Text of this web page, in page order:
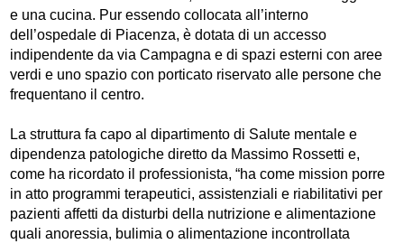
e una cucina. Pur essendo collocata all’interno
dell’ospedale di Piacenza, è dotata di un accesso
indipendente da via Campagna e di spazi esterni con aree
verdi e uno spazio con porticato riservato alle persone che
frequentano il centro.
La struttura fa capo al dipartimento di Salute mentale e
dipendenza patologiche diretto da Massimo Rossetti e,
come ha ricordato il professionista, “ha come mission porre
in atto programmi terapeutici, assistenziali e riabilitativi per
pazienti affetti da disturbi della nutrizione e alimentazione
quali anoressia, bulimia o alimentazione incontrollata